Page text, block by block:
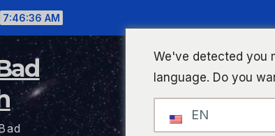
7:46:36 AM
We've detected you
language. Do you
EN